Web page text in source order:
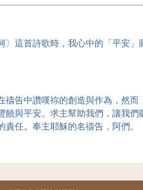
〉這首詩歌時，我心中的「平安」
禱告中讚嘆祢的創造與作為，然而
饒與平安。求主幫助我們，讓我們
任。奉主耶穌的名禱告，阿們。